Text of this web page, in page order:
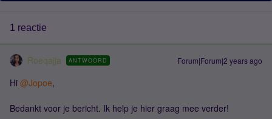
1 reactie
Roeqajja ANTWOORD Forum|Forum|2 years ago
Hi @Jopoe,
Bedankt voor je bericht. Ik help je hier graag mee verder!